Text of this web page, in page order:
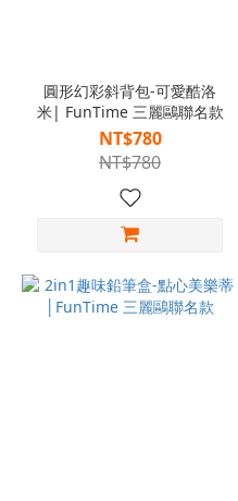
圓形幻彩斜背包-可愛酷洛
米| FunTime 三麗鷗聯名款
NT$780
NT$780